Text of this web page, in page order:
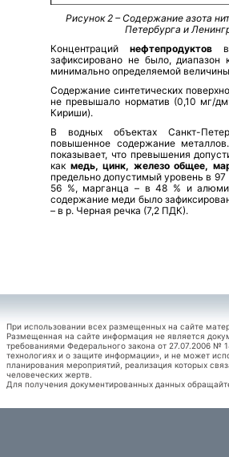
Рисунок 2 – Содержание азота
Петербурга и
Концентраций нефтепродуктов
зафиксировано не было, диапазон
минимально определяемой
Содержание синтетических
не превышало норматив (0,10 мг/дм
Кириши).
В водных объектах Санкт-
повышенное содержание
показывает, что превышения
как медь, цинк, железо общее,
предельно допустимый уровень в
56 %, марганца – в 48 % и
содержание меди было
– в р. Черная речка (7,2 ПДК).
При использовании всех размещенных на сайте
Размещенная на сайте информация не является
требованиями Федерального закона от 27.07.2006
технологиях и о защите информации», и не может
планирования мероприятий, реализация которых
человеческих жертв.
Для получения документированных данных